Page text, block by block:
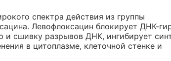
спектра действия из группы
Левофлоксацин блокирует ДНК-
и сшивку разрывов ДНК, ингибирует
в цитоплазме, клеточной стенке и